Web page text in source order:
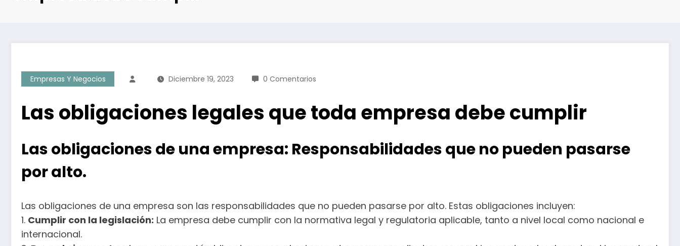
Empresas Y Negocios Diciembre 19, 2023 0 Comentarios
Las obligaciones legales que toda empresa debe cumplir
Las obligaciones de una empresa: Responsabilidades que no pueden pasarse
por alto.
Las obligaciones de una empresa son las responsabilidades que no pueden pasarse por alto. Estas obligaciones incluyen:
1. Cumplir con la legislación: La empresa debe cumplir con la normativa legal y regulatoria aplicable, tanto a nivel local como nacional e
internacional.